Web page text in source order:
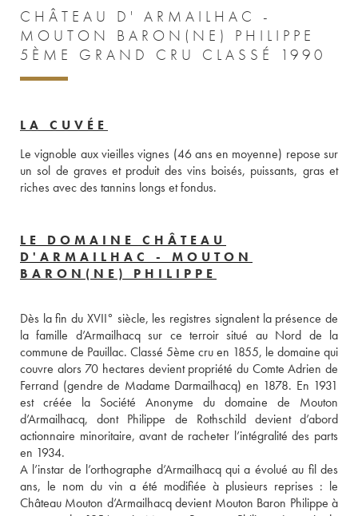
CHÂTEAU D' ARMAILHAC -
MOUTON BARON(NE) PHILIPPE
5ÈME GRAND CRU CLASSÉ 1990
LA CUVÉE
Le vignoble aux vieilles vignes (46 ans en moyenne) repose sur
un sol de graves et produit des vins boisés, puissants, gras et
riches avec des tannins longs et fondus.
LE DOMAINE CHÂTEAU
D'ARMAILHAC - MOUTON
BARON(NE) PHILIPPE
Dès la fin du XVII° siècle, les registres signalent la présence de
la famille d’Armailhacq sur ce terroir situé au Nord de la
commune de Pauillac. Classé 5ème cru en 1855, le domaine qui
couvre alors 70 hectares devient propriété du Comte Adrien de
Ferrand (gendre de Madame Darmailhacq) en 1878. En 1931
est créée la Société Anonyme du domaine de Mouton
d’Armailhacq, dont Philippe de Rothschild devient d’abord
actionnaire minoritaire, avant de racheter l’intégralité des parts
en 1934.
A l’instar de l’orthographe d’Armailhacq qui a évolué au fil des
ans, le nom du vin a été modifiée à plusieurs reprises : le
Château Mouton d’Armailhacq devient Mouton Baron Philippe à